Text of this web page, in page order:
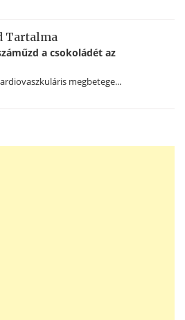
Tartalma
a csokoládét az
megbetege...